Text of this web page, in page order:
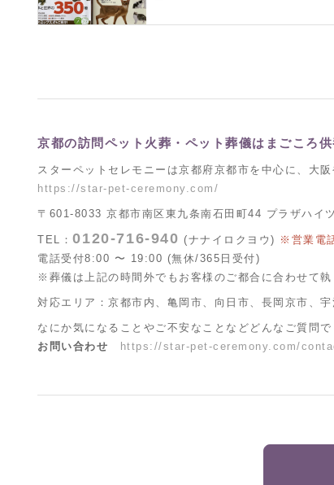
京都の訪問ペット火葬・ペット葬儀はまごころ
スターペットセレモニーは京都府京都市を中心に、大
https://star-pet-ceremony.com/
〒601-8033 京都市南区東九条南石田町44 プラザハイ
TEL：0120-716-940 (ナナイロクヨウ) ※営業電
電話受付8:00 〜 19:00 (無休/365日受付)
※葬儀は上記の時間外でもお客様のご都合に合わせて執
対応エリア：京都市内、亀岡市、向日市、長岡京市、
なにか気になることやご不安なことなどどんなご質問
お問い合わせ
https://star-pet-ceremony.com/